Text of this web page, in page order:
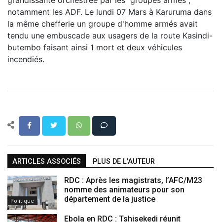
notamment les ADF. Le lundi 07 Mars à Karuruma dans
la même chefferie un groupe d'homme armés avait
tendu une embuscade aux usagers de la route Kasindi-
butembo faisant ainsi 1 mort et deux véhicules
incendiés.
ARTICLES ASSOCIÉS PLUS DE L'AUTEUR
Politique
RDC : Après les magistrats, l’AFC/M23
nomme des animateurs pour son
département de la justice
Ebola en RDC : Tshisekedi réunit